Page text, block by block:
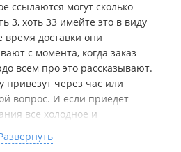
ссылаются могут сколько
3, хоть 33 имейте это в виду
доставки они
с момента, когда заказ
всем про это рассказывают.
привезут через час или
вопрос. И если приедет
все холодное и
и они на это